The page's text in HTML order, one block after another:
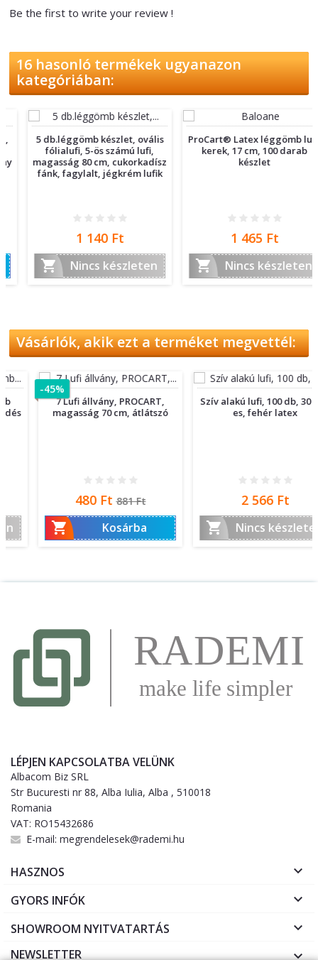
Be the first to write your review !
16 hasonló termékek ugyanazon
kategóriában:
5 db.léggömb készlet, ovális
fólialufi, 5-ös számú lufi,
magasság 80 cm, cukorkadísz
fánk, fagylalt, jégkrém lufik
1 140 Ft
Nincs készleten
ProCart® Latex léggömb lufi,
kerek, 17 cm, 100 darab
készlet
1 465 Ft
Nincs készleten
Vásárlók, akik ezt a terméket megvettél:
7 Lufi állvány, PROCART,
magasság 70 cm, átlátszó
480 FtNormál
ár
881 Ft
Kosárba
-45%
Szív alakú lufi, 100 db, 30 cm-
es, fehér latex
2 566 Ft
Nincs készleten
LÉPJEN KAPCSOLATBA VELÜNK
Albacom Biz SRL
Str Bucuresti nr 88, Alba Iulia, Alba , 510018
Romania
VAT: RO15432686
E-mail: megrendelesek@rademi.hu
HASZNOS 
GYORS INFÓK 
SHOWROOM NYITVATARTÁS 
NEWSLETTER 